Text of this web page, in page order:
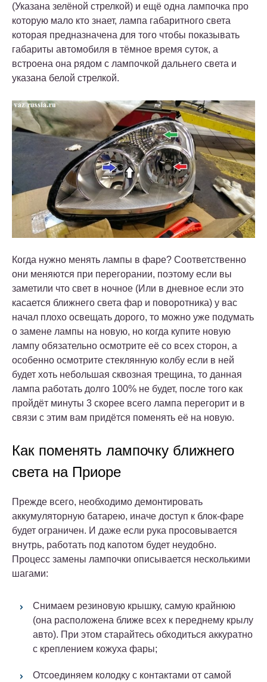
(Указана зелёной стрелкой) и ещё одна лампочка про
которую мало кто знает, лампа габаритного света
которая предназначена для того чтобы показывать
габариты автомобиля в тёмное время суток, а
встроена она рядом с лампочкой дальнего света и
указана белой стрелкой.
Когда нужно менять лампы в фаре? Соответственно
они меняются при перегорании, поэтому если вы
заметили что свет в ночное (Или в дневное если это
касается ближнего света фар и поворотника) у вас
начал плохо освещать дорого, то можно уже подумать
о замене лампы на новую, но когда купите новую
лампу обязательно осмотрите её со всех сторон, а
особенно осмотрите стеклянную колбу если в ней
будет хоть небольшая сквозная трещина, то данная
лампа работать долго 100% не будет, после того как
пройдёт минуты 3 скорее всего лампа перегорит и в
связи с этим вам придётся поменять её на новую.
Как поменять лампочку ближнего
света на Приоре
Прежде всего, необходимо демонтировать
аккумуляторную батарею, иначе доступ к блок-фаре
будет ограничен. И даже если рука просовывается
внутрь, работать под капотом будет неудобно.
Процесс замены лампочки описывается несколькими
шагами:
Снимаем резиновую крышку, самую крайнюю
(она расположена ближе всех к переднему крылу
авто). При этом старайтесь обходиться аккуратно
с креплением кожуха фары;
Отсоединяем колодку с контактами от самой